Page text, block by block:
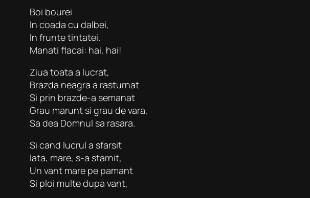
Boi bourei
In coada cu dalbei,
In frunte tintatei.
Manati flacai: hai, hai!
Ziua toata a lucrat,
Brazda neagra a rasturnat
Si prin brazde-a semanat
Grau marunt si grau de vara,
Sa dea Domnul sa rasara.
Si cand lucrul a sfarsit
Iata, mare, s-a starnit,
Un vant mare pe pamant
Si ploi multe dupa vant,